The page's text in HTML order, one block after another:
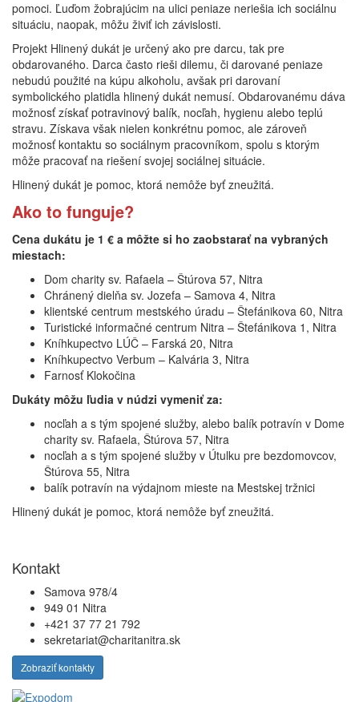
pomoci. Ľuďom žobrajúcim na ulici peniaze neriešia ich sociálnu
situáciu, naopak, môžu živiť ich závislosti.
Projekt Hlinený dukát je určený ako pre darcu, tak pre
obdarovaného. Darca často rieši dilemu, či darované peniaze
nebudú použité na kúpu alkoholu, avšak pri darovaní
symbolického platidla hlinený dukát nemusí. Obdarovanému dáva
možnosť získať potravinový balík, nocľah, hygienu alebo teplú
stravu. Získava však nielen konkrétnu pomoc, ale zároveň
možnosť kontaktu so sociálnym pracovníkom, spolu s ktorým
môže pracovať na riešení svojej sociálnej situácie.
Hlinený dukát je pomoc, ktorá nemôže byť zneužitá.
Ako to funguje?
Cena dukátu je 1 € a môžte si ho zaobstarať na vybraných
miestach:
Dom charity sv. Rafaela – Štúrova 57, Nitra
Chránený dielňa sv. Jozefa – Samova 4, Nitra
klientské centrum mestského úradu – Štefánikova 60, Nitra
Turistické informačné centrum Nitra – Štefánikova 1, Nitra
Kníhkupectvo LÚČ – Farská 20, Nitra
Kníhkupectvo Verbum – Kalvária 3, Nitra
Farnosť Klokočina
Dukáty môžu ľudia v núdzi vymeniť za:
nocľah a s tým spojené služby, alebo balík potravín v Dome
charity sv. Rafaela, Štúrova 57, Nitra
nocľah a s tým spojené služby v Útulku pre bezdomovcov,
Štúrova 55, Nitra
balík potravín na výdajnom mieste na Mestskej tržnici
Hlinený dukát je pomoc, ktorá nemôže byť zneužitá.
Kontakt
Samova 978/4
949 01 Nitra
+421 37 77 21 792
sekretariat@charitanitra.sk
Zobraziť kontakty